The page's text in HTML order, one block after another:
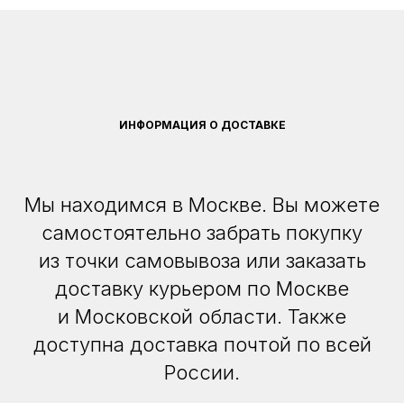
ИНФОРМАЦИЯ О ДОСТАВКЕ
Мы находимся в Москве. Вы можете
самостоятельно забрать покупку
из точки самовывоза или заказать
доставку курьером по Москве
и Московской области. Также
доступна доставка почтой по всей
России.